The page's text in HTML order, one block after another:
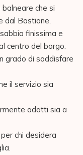
che si
dal Bastione,
finissima e
centro del borgo.
grado di soddisfare
il servizio sia
adatti sia a
chi desidera